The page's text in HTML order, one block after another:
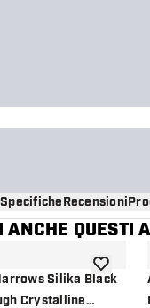
SpecificheRecensioni
ANCHE QUESTI
desideriSilika Black
Crystalline
aggiungi